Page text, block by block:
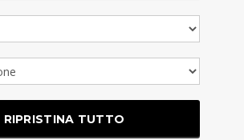
RIPRISTINA TUTTO